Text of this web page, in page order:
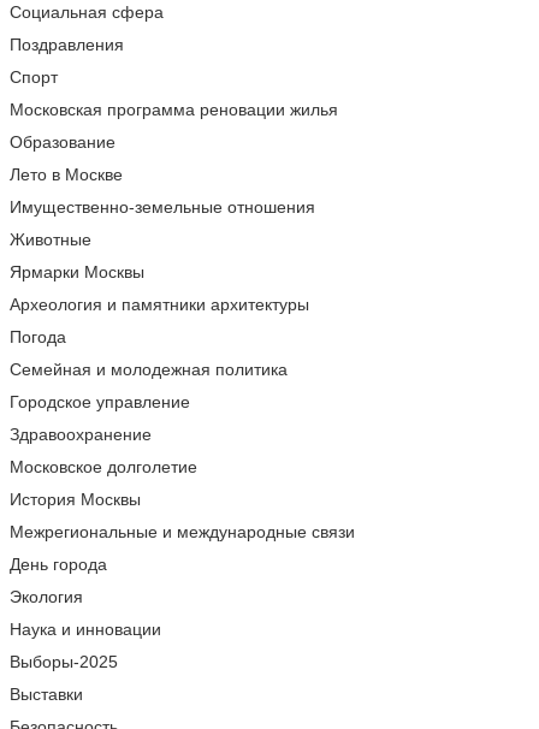
Социальная сфера
Поздравления
Спорт
Московская программа реновации жилья
Образование
Лето в Москве
Имущественно-земельные отношения
Животные
Ярмарки Москвы
Археология и памятники архитектуры
Погода
Семейная и молодежная политика
Городское управление
Здравоохранение
Московское долголетие
История Москвы
Межрегиональные и международные связи
День города
Экология
Наука и инновации
Выборы-2025
Выставки